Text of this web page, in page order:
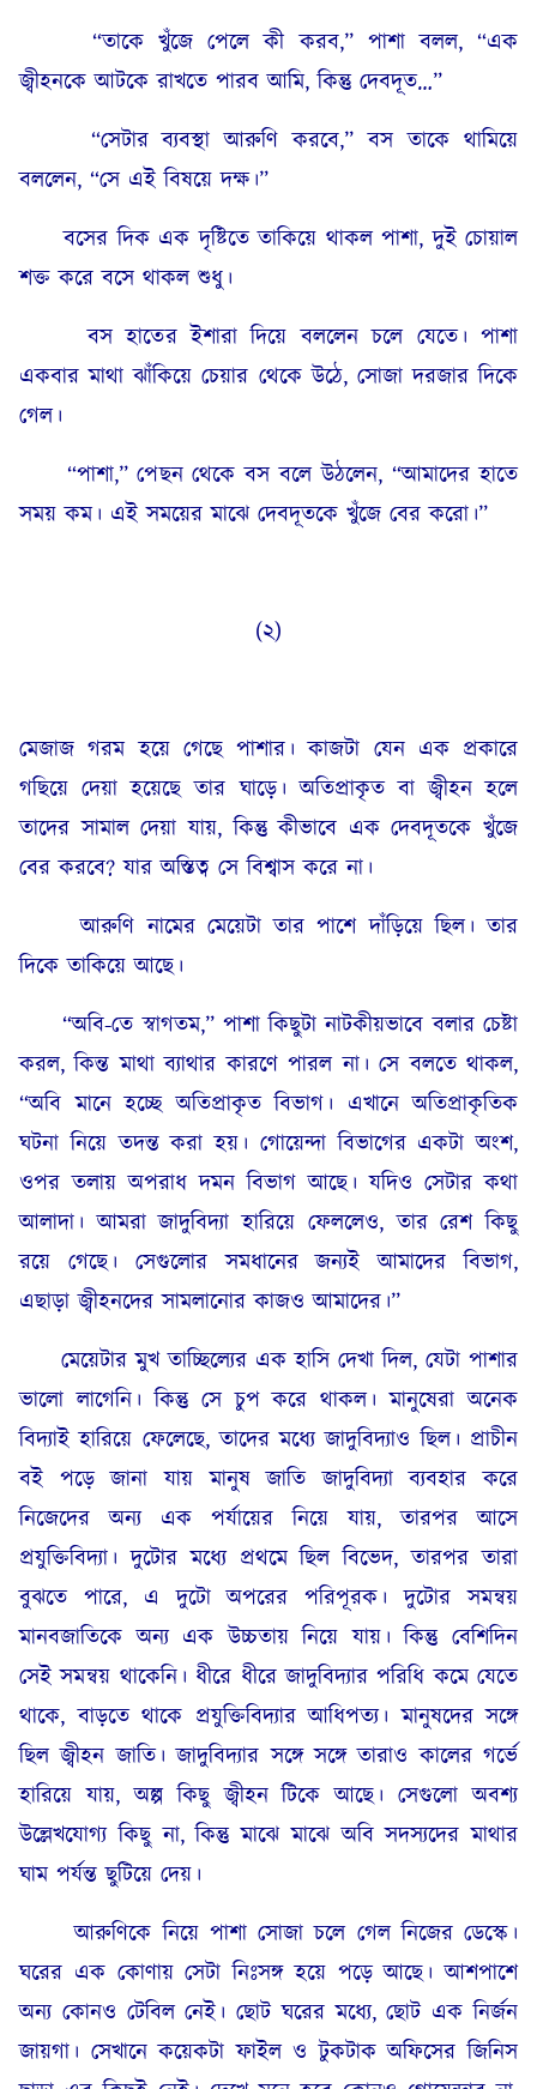
“তাকে খুঁজে পেলে কী করব,” পাশা বলল, “এক
জ্বীহনকে আটকে রাখতে পারব আমি, কিন্তু দেবদূত…”
“সেটার ব্যবস্থা আরুণি করবে,” বস তাকে থামিয়ে
বললেন, “সে এই বিষয়ে দক্ষ।”
বসের দিক এক দৃষ্টিতে তাকিয়ে থাকল পাশা, দুই চোয়াল
শক্ত করে বসে থাকল শুধু।
বস হাতের ইশারা দিয়ে বললেন চলে যেতে। পাশা
একবার মাথা ঝাঁকিয়ে চেয়ার থেকে উঠে, সোজা দরজার দিকে
গেল।
“পাশা,” পেছন থেকে বস বলে উঠলেন, “আমাদের হাতে
সময় কম। এই সময়ের মাঝে দেবদূতকে খুঁজে বের করো।”
(২)
মেজাজ গরম হয়ে গেছে পাশার। কাজটা যেন এক প্রকারে
গছিয়ে দেয়া হয়েছে তার ঘাড়ে। অতিপ্রাকৃত বা জ্বীহন হলে
তাদের সামাল দেয়া যায়, কিন্তু কীভাবে এক দেবদূতকে খুঁজে
বের করবে? যার অস্তিত্ব সে বিশ্বাস করে না।
আরুণি নামের মেয়েটা তার পাশে দাঁড়িয়ে ছিল। তার
দিকে তাকিয়ে আছে।
“অবি-তে স্বাগতম,” পাশা কিছুটা নাটকীয়ভাবে বলার চেষ্টা
করল, কিন্ত মাথা ব্যাথার কারণে পারল না। সে বলতে থাকল,
“অবি মানে হচ্ছে অতিপ্রাকৃত বিভাগ। এখানে অতিপ্রাকৃতিক
ঘটনা নিয়ে তদন্ত করা হয়। গোয়েন্দা বিভাগের একটা অংশ,
ওপর তলায় অপরাধ দমন বিভাগ আছে। যদিও সেটার কথা
আলাদা। আমরা জাদুবিদ্যা হারিয়ে ফেললেও, তার রেশ কিছু
রয়ে গেছে। সেগুলোর সমধানের জন্যই আমাদের বিভাগ,
এছাড়া জ্বীহনদের সামলানোর কাজও আমাদের।”
মেয়েটার মুখ তাচ্ছিল্যের এক হাসি দেখা দিল, যেটা পাশার
ভালো লাগেনি। কিন্তু সে চুপ করে থাকল। মানুষেরা অনেক
বিদ্যাই হারিয়ে ফেলেছে, তাদের মধ্যে জাদুবিদ্যাও ছিল। প্রাচীন
বই পড়ে জানা যায় মানুষ জাতি জাদুবিদ্যা ব্যবহার করে
নিজেদের অন্য এক পর্যায়ের নিয়ে যায়, তারপর আসে
প্রযুক্তিবিদ্যা। দুটোর মধ্যে প্রথমে ছিল বিভেদ, তারপর তারা
বুঝতে পারে, এ দুটো অপরের পরিপূরক। দুটোর সমন্বয়
মানবজাতিকে অন্য এক উচ্চতায় নিয়ে যায়। কিন্তু বেশিদিন
সেই সমন্বয় থাকেনি। ধীরে ধীরে জাদুবিদ্যার পরিধি কমে যেতে
থাকে, বাড়তে থাকে প্রযুক্তিবিদ্যার আধিপত্য। মানুষদের সঙ্গে
ছিল জ্বীহন জাতি। জাদুবিদ্যার সঙ্গে সঙ্গে তারাও কালের গর্ভে
হারিয়ে যায়, অল্প কিছু জ্বীহন টিকে আছে। সেগুলো অবশ্য
উল্লেখযোগ্য কিছু না, কিন্তু মাঝে মাঝে অবি সদস্যদের মাথার
ঘাম পর্যন্ত ছুটিয়ে দেয়।
আরুণিকে নিয়ে পাশা সোজা চলে গেল নিজের ডেস্কে।
ঘরের এক কোণায় সেটা নিঃসঙ্গ হয়ে পড়ে আছে। আশপাশে
অন্য কোনও টেবিল নেই। ছোট ঘরের মধ্যে, ছোট এক নির্জন
জায়গা। সেখানে কয়েকটা ফাইল ও টুকটাক অফিসের জিনিস